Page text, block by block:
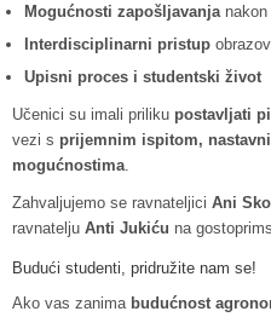
Mogućnosti zapošljavanja
Interdisciplinarni pristup
Upisni proces i studentski život
Učenici su imali priliku postavljati
vezi s prijemnim ispitom,
mogućnostima
Zahvaljujemo se ravnateljici Ani
ravnatelju Anti Jukiću na
Budući studenti, pridružite nam se!
Ako vas zanima budućnost